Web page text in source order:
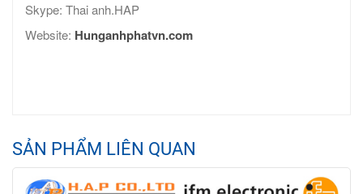
Skype: Thai anh.HAP
Website: Hunganhphatvn.com
SẢN PHẨM LIÊN QUAN